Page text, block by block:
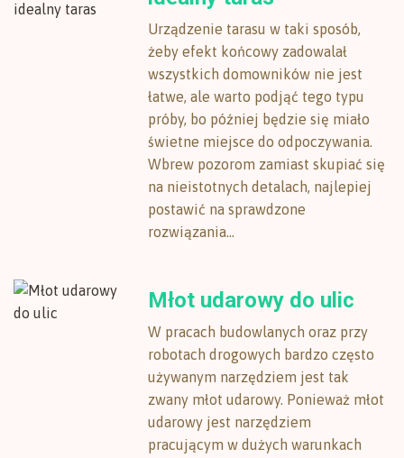
Urządzenie tarasu w taki sposób,
żeby efekt końcowy zadowalał
wszystkich domowników nie jest
łatwe, ale warto podjąć tego typu
próby, bo później będzie się miało
świetne miejsce do odpoczywania.
Wbrew pozorom zamiast skupiać się
na nieistotnych detalach, najlepiej
postawić na sprawdzone
rozwiązania...
Młot udarowy do ulic
W pracach budowlanych oraz przy
robotach drogowych bardzo często
używanym narzędziem jest tak
zwany młot udarowy. Ponieważ młot
udarowy jest narzędziem
pracującym w dużych warunkach